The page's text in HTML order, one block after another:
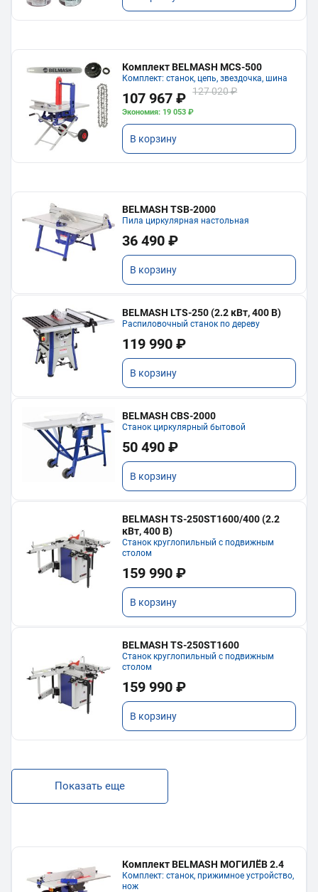
Комплект BELMASH MCS-500
Комплект: станок, цепь, звездочка, шина
107 967 ₽ 127 020 ₽
Экономия: 19 053 ₽
В корзину
BELMASH TSB-2000
Пила циркулярная настольная
36 490 ₽
В корзину
BELMASH LTS-250 (2.2 кВт, 400 В)
Распиловочный станок по дереву
119 990 ₽
В корзину
BELMASH CBS-2000
Станок циркулярный бытовой
50 490 ₽
В корзину
BELMASH TS-250ST1600/400 (2.2
кВт, 400 В)
Станок круглопильный с подвижным
столом
159 990 ₽
В корзину
BELMASH TS-250ST1600
Станок круглопильный с подвижным
столом
159 990 ₽
В корзину
Показать еще
Комплект BELMASH МОГИЛЁВ 2.4
Комплект: станок, прижимное устройство,
нож